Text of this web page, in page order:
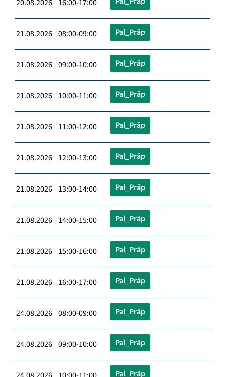
20.08.2026 16:00-17:00
21.08.2026 08:00-09:00 Pal_Präp
21.08.2026 09:00-10:00 Pal_Präp
21.08.2026 10:00-11:00 Pal_Präp
21.08.2026 11:00-12:00 Pal_Präp
21.08.2026 12:00-13:00 Pal_Präp
21.08.2026 13:00-14:00 Pal_Präp
21.08.2026 14:00-15:00 Pal_Präp
21.08.2026 15:00-16:00 Pal_Präp
21.08.2026 16:00-17:00 Pal_Präp
24.08.2026 08:00-09:00 Pal_Präp
24.08.2026 09:00-10:00 Pal_Präp
Pal_Präp